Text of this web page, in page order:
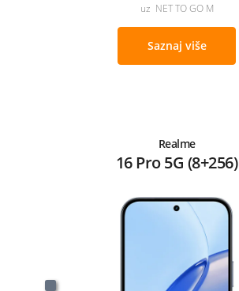
uz NET TO GO M
Saznaj više
Realme
16 Pro 5G (8+256)